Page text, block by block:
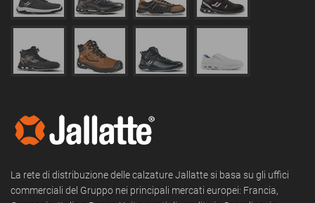
La rete di distribuzione delle calzature Jallatte si basa su gli uffici
commerciali del Gruppo nei principali mercati europei: Francia,